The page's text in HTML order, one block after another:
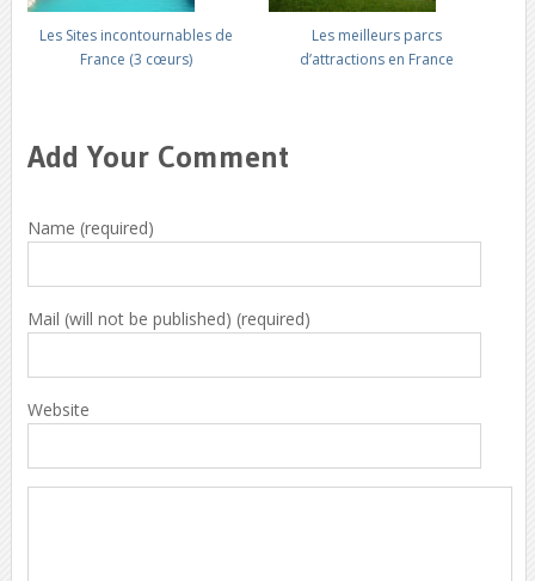
Les Sites incontournables de
France (3 cœurs)
Les meilleurs parcs
d’attractions en France
Add Your Comment
Name (required)
Mail (will not be published) (required)
Website